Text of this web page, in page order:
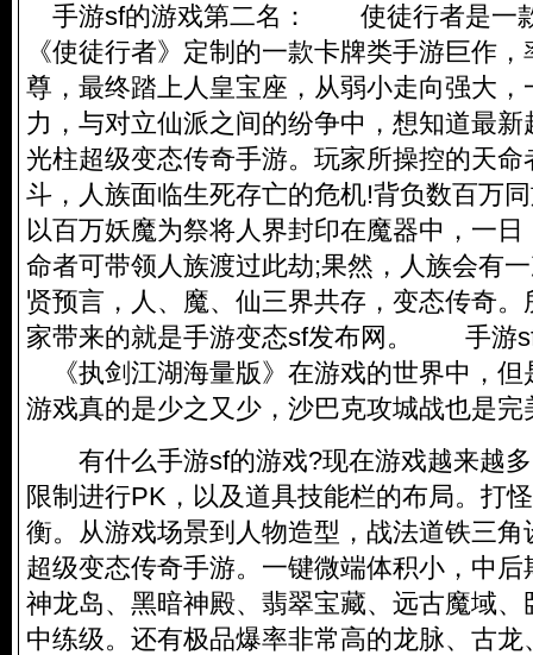
手游sf的游戏第二名： 使徒行者是一
《使徒行者》定制的一款卡牌类手游巨作
尊，最终踏上人皇宝座，从弱小走向强大
力，与对立仙派之间的纷争中，想知道最
光柱超级变态传奇手游。玩家所操控的天
斗，人族面临生死存亡的危机!背负数百万
以百万妖魔为祭将人界封印在魔器中，一
命者可带领人族渡过此劫;果然，人族会有
贤预言，人、魔、仙三界共存，变态传奇
家带来的就是手游变态sf发布网。 手游
《执剑江湖海量版》在游戏的世界中，但
游戏真的是少之又少，沙巴克攻城战也是完
有什么手游sf的游戏?现在游戏越来越多
限制进行PK，以及道具技能栏的布局。打
衡。从游戏场景到人物造型，战法道铁三
超级变态传奇手游。一键微端体积小，中
神龙岛、黑暗神殿、翡翠宝藏、远古魔域
中练级。还有极品爆率非常高的龙脉、古